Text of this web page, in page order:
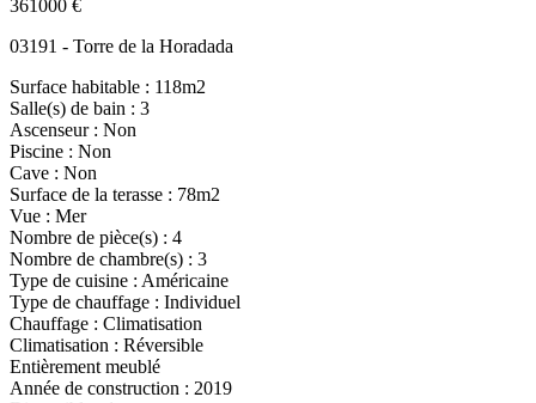
361000 €
03191 - Torre de la Horadada
Surface habitable : 118m2
Salle(s) de bain : 3
Ascenseur : Non
Piscine : Non
Cave : Non
Surface de la terasse : 78m2
Vue : Mer
Nombre de pièce(s) : 4
Nombre de chambre(s) : 3
Type de cuisine : Américaine
Type de chauffage : Individuel
Chauffage : Climatisation
Climatisation : Réversible
Entièrement meublé
Année de construction : 2019